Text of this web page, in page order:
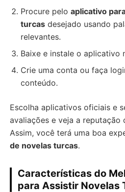
Procure pelo aplicativo
turcas desejado usando
relevantes.
Baixe e instale o aplicativo
Crie uma conta ou faça
conteúdo.
Escolha aplicativos oficiais e
avaliações e veja a reputação
Assim, você terá uma boa
de novelas turcas.
Características do
para Assistir Novelas